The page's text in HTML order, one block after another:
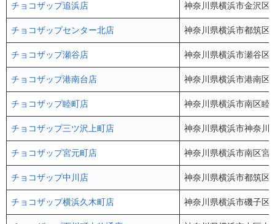
チョコザップ追浜店 神奈川県横浜市金沢
チョコザップセンター北店 神奈川県横浜市都筑
チョコザップ瀬谷店 神奈川県横浜市瀬谷
チョコザップ港南台店 神奈川県横浜市港南
チョコザップ睦町店 神奈川県横浜市南区
チョコザップ三ツ沢上町店 神奈川県横浜市神奈
チョコザップ宮元町店 神奈川県横浜市南区
チョコザップ中川店 神奈川県横浜市都筑
チョコザップ横浜久木町店 神奈川県横浜市磯子